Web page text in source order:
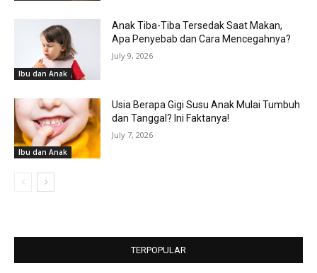
Ibu dan Anak
Anak Tiba-Tiba Tersedak Saat Makan,
Apa Penyebab dan Cara Mencegahnya?
July 9, 2026
Ibu dan Anak
Usia Berapa Gigi Susu Anak Mulai Tumbuh
dan Tanggal? Ini Faktanya!
July 7, 2026
TERPOPULAR